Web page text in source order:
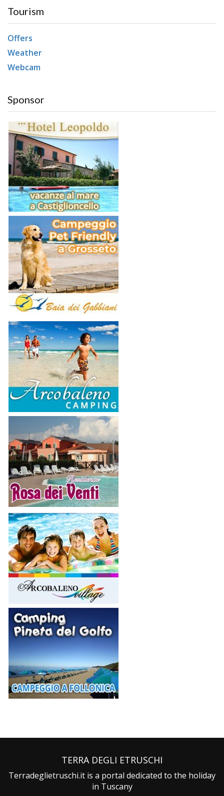
Tourism
Offers
Weather
Webcam
Sponsor
TERRA DEGLI ETRUSCHI
Terradeglietruschi.it is a portal dedicated to the holiday
in Tuscany